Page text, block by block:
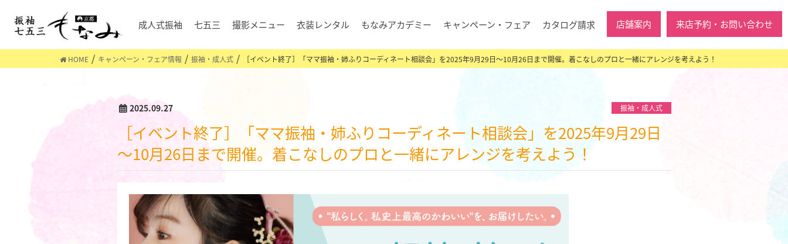
成人式振袖 七五三 撮影メニュー 衣装レンタル もなみアカデミー キャンペーン・フェア カタログ請求 店舗案内 来店予約・お問い合わせ
HOME キャンペーン・フェア情報 振袖・成人式 ［イベント終了］「ママ振袖・姉ふりコーディネート相談会」を2025年9月29日～10月26日まで開催。着こなしのプロと一緒にアレンジを考えよう！
2025.09.27 振袖・成人式
［イベント終了］「ママ振袖・姉ふりコーディネート相談会」を2025年9月29日
～10月26日まで開催。着こなしのプロと一緒にアレンジを考えよう！